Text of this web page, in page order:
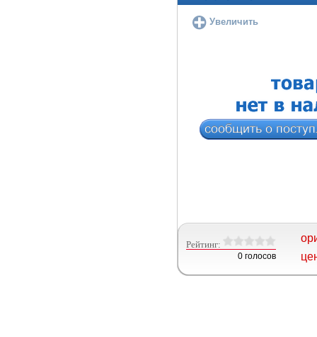
Увеличить
Рейтинг:
0 голосов